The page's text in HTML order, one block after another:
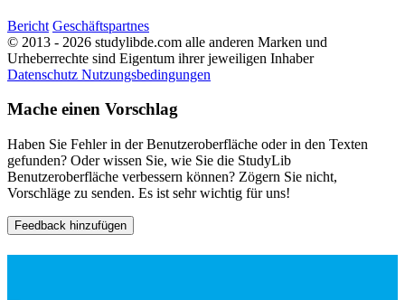
Bericht Geschäftspartnes
© 2013 - 2026 studylibde.com alle anderen Marken und
Urheberrechte sind Eigentum ihrer jeweiligen Inhaber
Datenschutz Nutzungsbedingungen
Mache einen Vorschlag
Haben Sie Fehler in der Benutzeroberfläche oder in den Texten
gefunden? Oder wissen Sie, wie Sie die StudyLib
Benutzeroberfläche verbessern können? Zögern Sie nicht,
Vorschläge zu senden. Es ist sehr wichtig für uns!
Feedback hinzufügen